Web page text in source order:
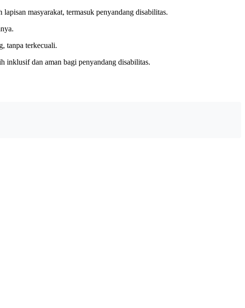
masyarakat, termasuk penyandang disabilitas.
tanpa terkecuali.
inklusif dan aman bagi penyandang disabilitas.